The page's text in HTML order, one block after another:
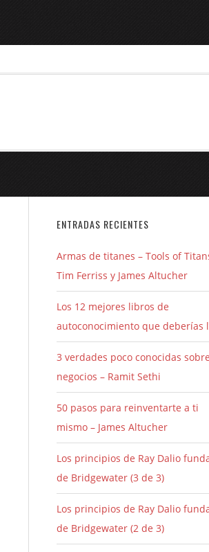
ENTRADAS RECIENTES
Armas de titanes – Tools of
Tim Ferriss y James Altucher
Los 12 mejores libros de
autoconocimiento que deberías
3 verdades poco conocidas
negocios – Ramit Sethi
50 pasos para reinventarte a ti
mismo – James Altucher
Los principios de Ray Dalio
de Bridgewater (3 de 3)
Los principios de Ray Dalio
de Bridgewater (2 de 3)